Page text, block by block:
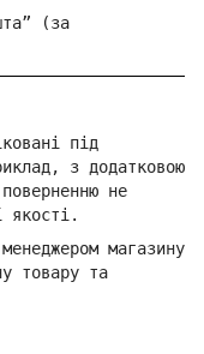
(за
під
з додатковою
не
якості.
магазину
товару та